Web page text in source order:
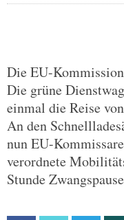
Die EU-
Die grüne
einmal die Reise
An den
nun EU-
verordnete
Stunde